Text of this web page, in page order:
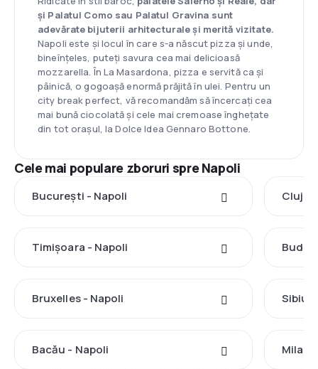
și Palatul Como sau Palatul Gravina sunt
adevărate bijuterii arhitecturale și merită vizitate.
Napoli este și locul în care s-a născut pizza și unde,
bineînțeles, puteți savura cea mai delicioasă
mozzarella. În La Masardona, pizza e servită ca și
pâinică, o gogoașă enormă prăjită în ulei. Pentru un
city break perfect, vă recomandăm să încercați cea
mai bună ciocolată și cele mai cremoase înghețate
din tot orașul, la Dolce Idea Gennaro Bottone.
Cele mai populare zboruri spre Napoli
București - Napoli Cluj-
Timișoara - Napoli
Bruxelles - Napoli Sibiu
Bacău - Napoli